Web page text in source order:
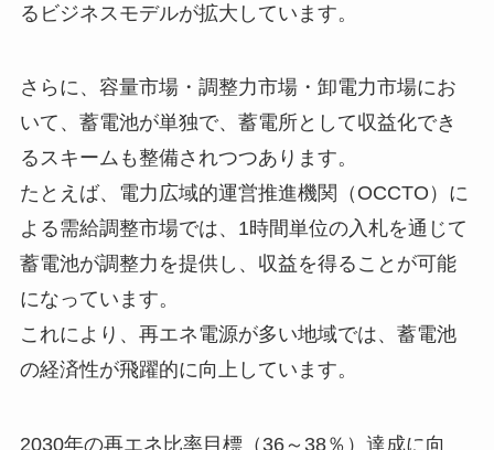
るビジネスモデルが拡大しています。
さらに、容量市場・調整力市場・卸電力市場にお
いて、蓄電池が単独で、蓄電所として収益化でき
るスキームも整備されつつあります。
たとえば、電力広域的運営推進機関（OCCTO）に
よる需給調整市場では、1時間単位の入札を通じて
蓄電池が調整力を提供し、収益を得ることが可能
になっています。
これにより、再エネ電源が多い地域では、蓄電池
の経済性が飛躍的に向上しています。
2030年の再エネ比率目標（36～38％）達成に向